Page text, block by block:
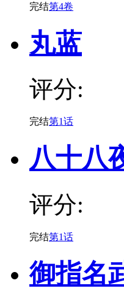
完结第4卷
丸蓝
评分:
完结第1话
八十八
评分:
完结第1话
御指名